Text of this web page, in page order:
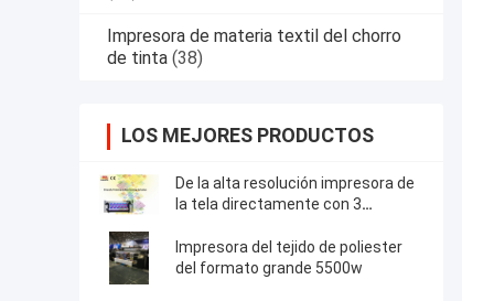
Impresora de materia textil del chorro
de tinta (38)
LOS MEJORES PRODUCTOS
De la alta resolución impresora de
la tela directamente con 3
Impresora del tejido de poliester
del formato grande 5500w